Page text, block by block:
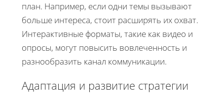
план. Например, если одни темы вызывают
больше интереса, стоит расширять их охват.
Интерактивные форматы, такие как видео и
опросы, могут повысить вовлеченность и
разнообразить канал коммуникации.
Адаптация и развитие стратегии